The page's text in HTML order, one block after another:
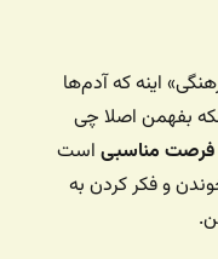
اینه که آدم‌ها
بفهمن اصلا چی
فرصت مناسبی است
و فکر کردن به